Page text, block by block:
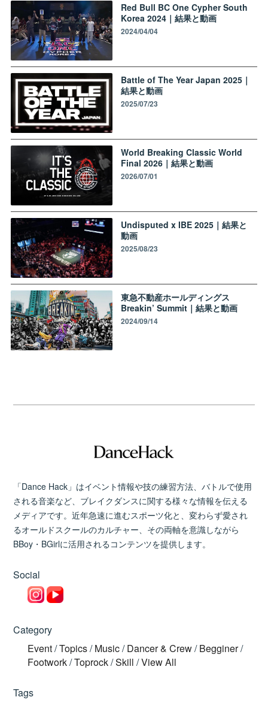
Red Bull BC One Cypher South
Korea 2024｜結果と動画
2024/04/04
Battle of The Year Japan 2025｜
結果と動画
2025/07/23
World Breaking Classic World
Final 2026｜結果と動画
2026/07/01
Undisputed x IBE 2025｜結果と
動画
2025/08/23
東急不動産ホールディングス
Breakin’ Summit｜結果と動画
2024/09/14
「Dance Hack」はイベント情報や技の練習方法、バトルで使用
される音楽など、ブレイクダンスに関する様々な情報を伝える
メディアです。近年急速に進むスポーツ化と、変わらず愛され
るオールドスクールのカルチャー、その両軸を意識しながら
BBoy・BGirlに活用されるコンテンツを提供します。
Social
Category
Event/Topics/ Music/ Dancer & Crew/ Begginer/
Footwork/Toprock/Skill /View All
Tags